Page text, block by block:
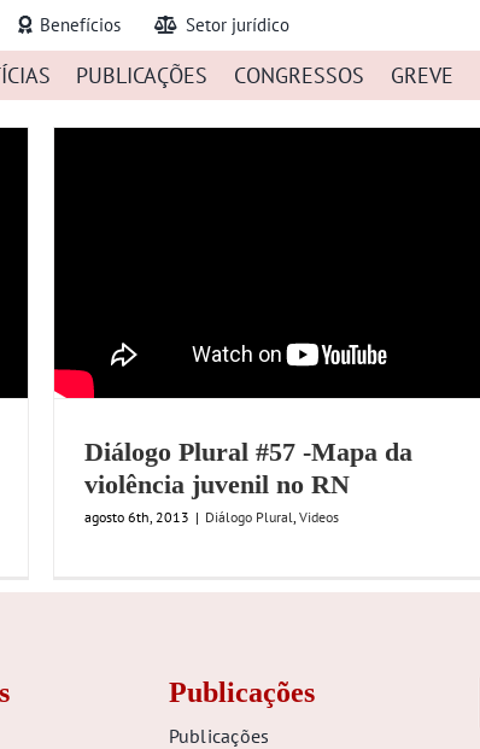
Benefícios Setor jurídico
PUBLICAÇÕES CONGRESSOS GREVE
Diálogo Plural #57 -Mapa da
violência juvenil no RN
agosto 6th, 2013 | Diálogo Plural Videos
Publicações
Publicações